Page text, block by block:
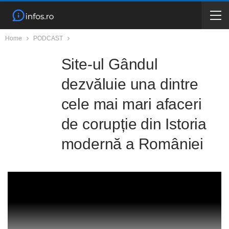
Home PODCAST
Site-ul Gândul
dezvăluie una dintre
cele mai mari afaceri
de corupție din Istoria
modernă a României